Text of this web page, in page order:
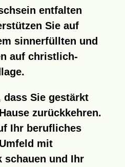
entfalten
Sie auf
sinnerfüllten und
auf christlich-
dass Sie gestärkt
zurückkehren.
Ihr berufliches
mit
schauen und Ihr